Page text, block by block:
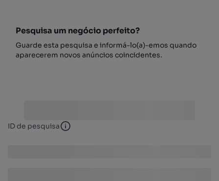
Pesquisa um negócio perfeito?
Guarde esta pesquisa e informá-lo(a)-emos quando
aparecerem novos anúncios coincidentes.
ID de pesquisa ID de pesquisa